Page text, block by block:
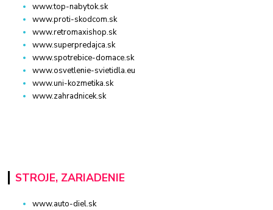
www.top-nabytok.sk
www.proti-skodcom.sk
www.retromaxishop.sk
www.superpredajca.sk
www.spotrebice-domace.sk
www.osvetlenie-svietidla.eu
www.uni-kozmetika.sk
www.zahradnicek.sk
STROJE, ZARIADENIE
www.auto-diel.sk